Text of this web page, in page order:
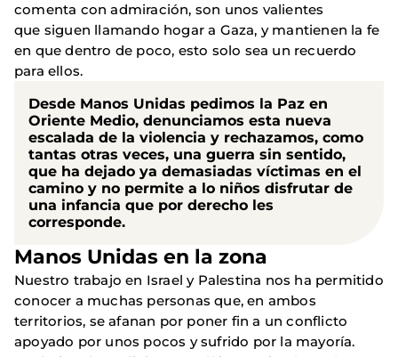
comenta con admiración, son unos valientes
que siguen llamando hogar a Gaza, y mantienen la fe
en que dentro de poco, esto solo sea un recuerdo
para ellos.
Desde Manos Unidas pedimos la Paz en
Oriente Medio, denunciamos esta nueva
escalada de la violencia y rechazamos, como
tantas otras veces, una guerra sin sentido,
que ha dejado ya demasiadas víctimas en el
camino y no permite a lo niños disfrutar de
una infancia que por derecho les
corresponde.
Manos Unidas en la zona
Nuestro trabajo en Israel y Palestina nos ha permitido
conocer a muchas personas que, en ambos
territorios, se afanan por poner fin a un conflicto
apoyado por unos pocos y sufrido por la mayoría.